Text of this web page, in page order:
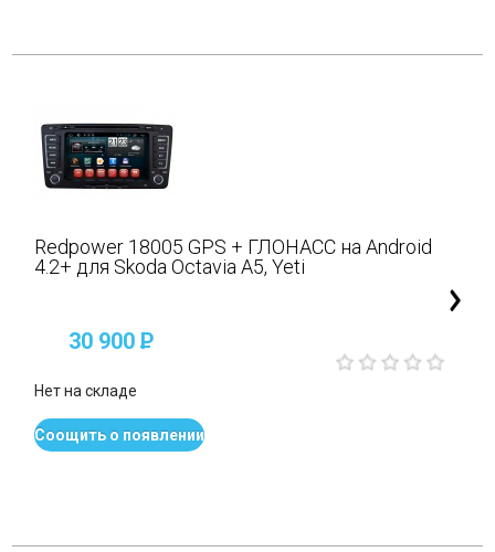
Redpower 18005 GPS + ГЛОНАСС на Android
4.2+ для Skoda Octavia A5, Yeti
30 900 P
Нет на складе
Соощить о появлении